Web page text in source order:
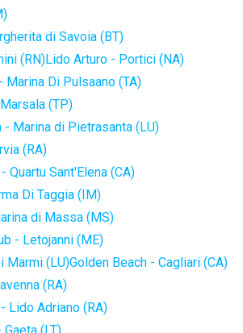
di Savoia (BT)
(RN)Lido Arturo - Portici (NA)
Marina Di Pulsaano (TA)
(TP)
- Marina di Pietrasanta (LU)
(RA)
Quartu Sant'Elena (CA)
Di Taggia (IM)
di Massa (MS)
- Letojanni (ME)
Marmi (LU)Golden Beach - Cagliari (CA)
(RA)
Lido Adriano (RA)